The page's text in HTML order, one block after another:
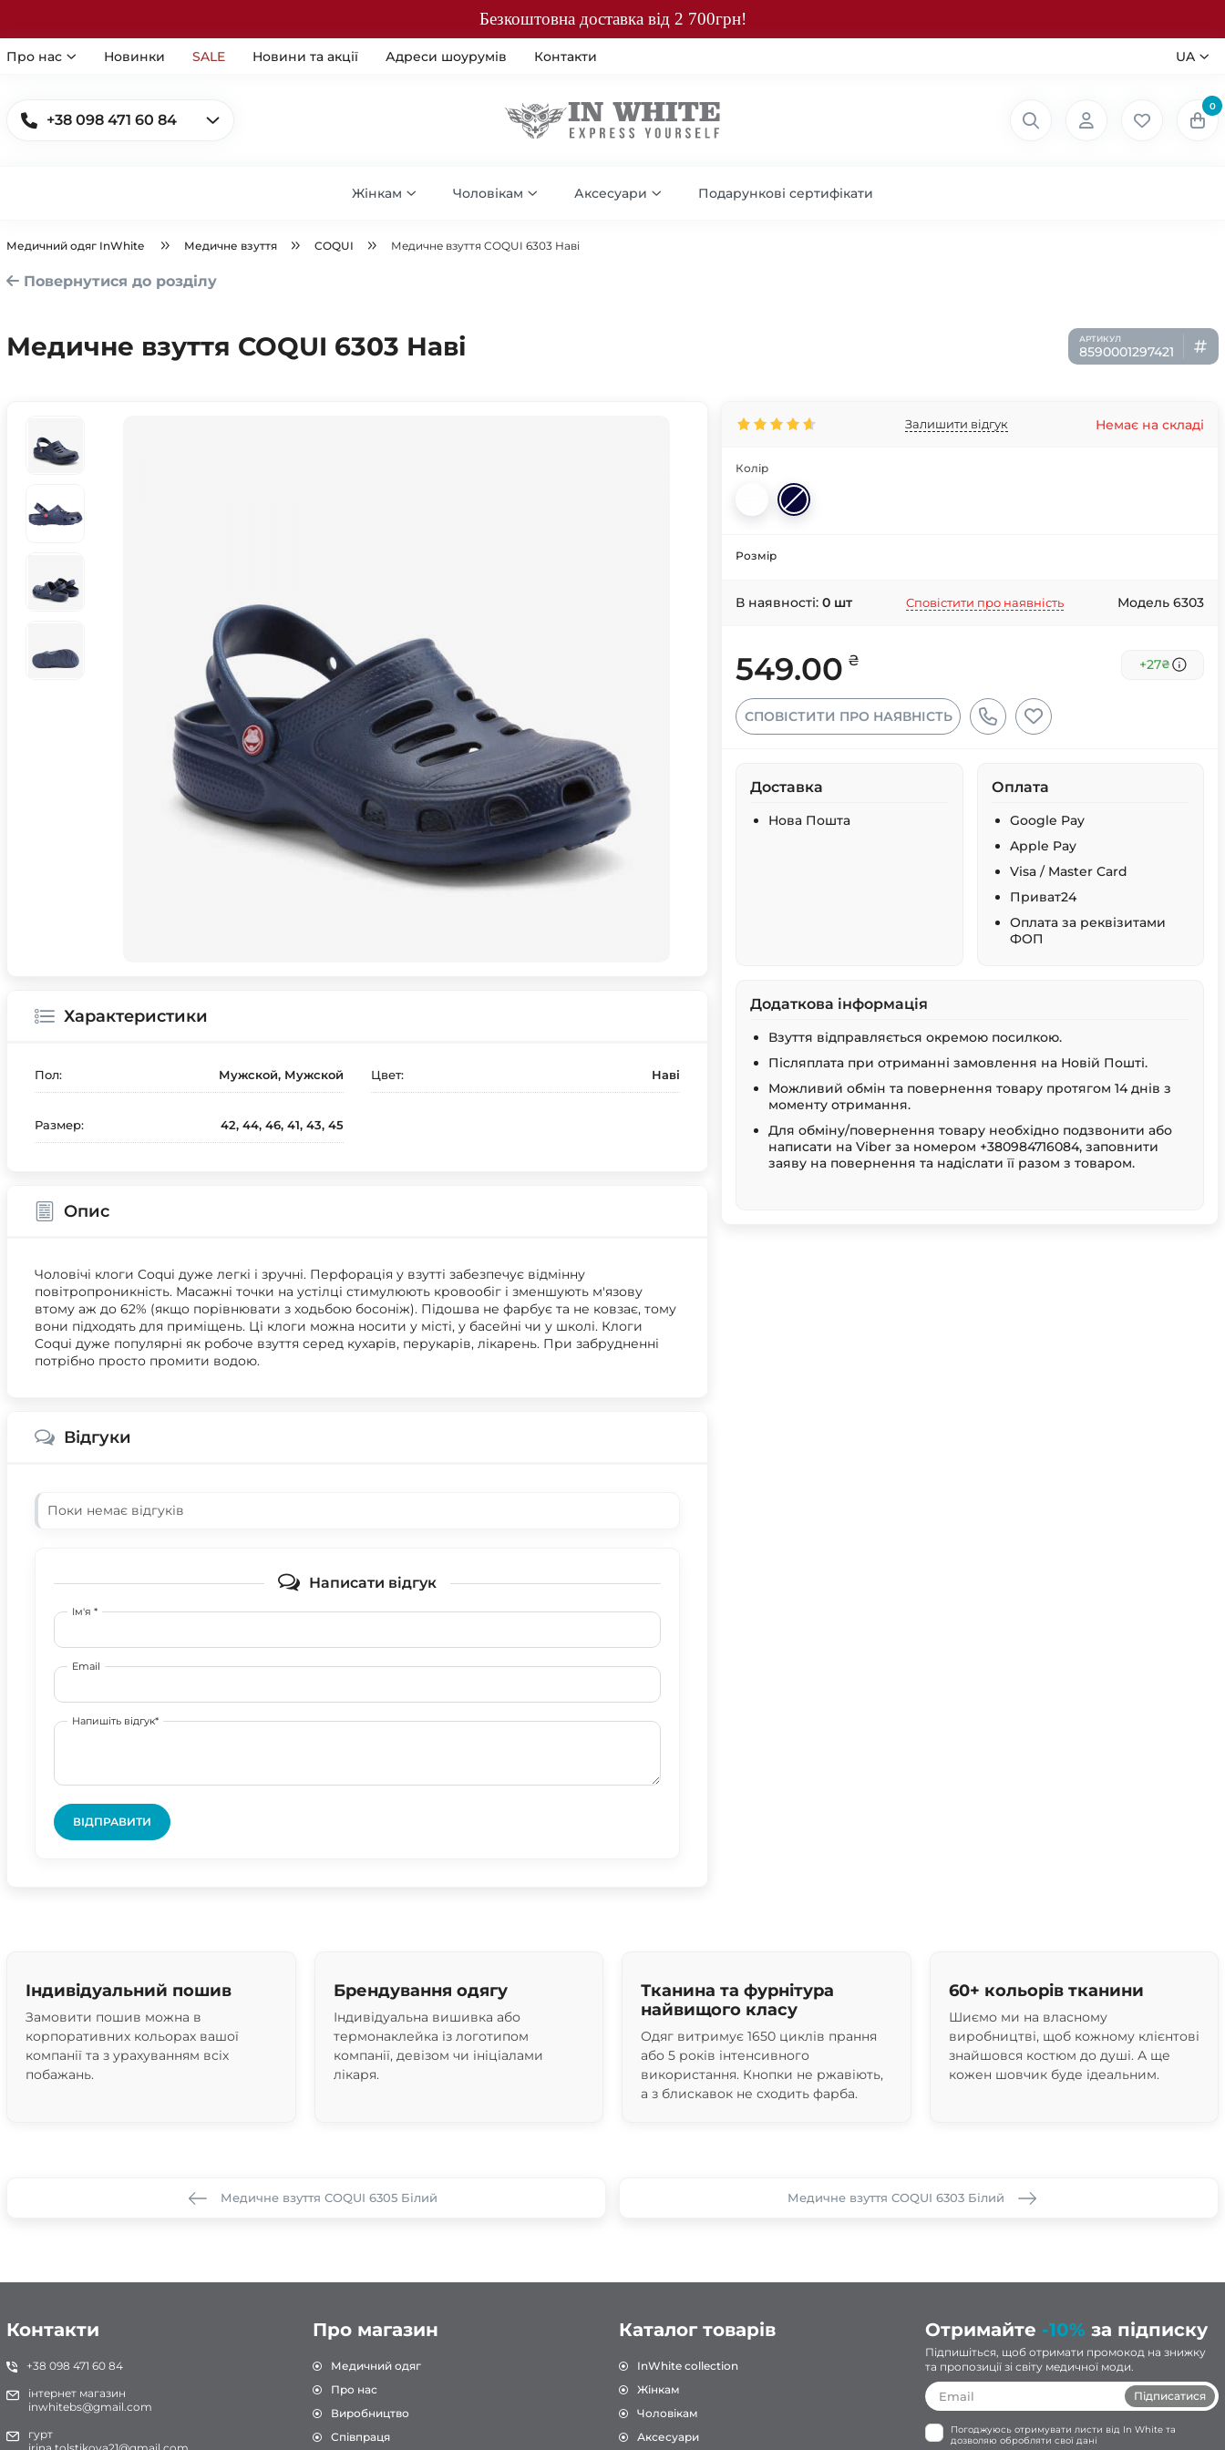
Безкоштовна доставка від 2 700грн!
Про нас Новинки SALE Новини та акції Адреси шоурумів Контакти UA
+38 098 471 60 84
0
Жінкам Чоловікам Аксесуари Подарункові сертифікати
Медичний одяг InWhite Медичне взуття COQUI Медичне взуття COQUI 6303 Наві
Повернутися до розділу
Медичне взуття COQUI 6303 Наві 8590001297421
Залишити відгук Немає на складі
Колір
Розмір
В наявності: 0 шт Сповістити про наявність Модель 6303
549.00 ₴ +27₴
СПОВІСТИТИ ПРО НАЯВНІСТЬ
Доставка
Нова Пошта
Оплата
Google Pay
Apple Pay
Visa / Master Card
Приват24
Оплата за реквізитами
ФОП
Додаткова інформація
Взуття відправляється окремою посилкою.
Післяплата при отриманні замовлення на Новій Пошті.
Можливий обмін та повернення товару протягом 14 днів з
моменту отримання.
Для обміну/повернення товару необхідно подзвонити або
написати на Viber за номером +380984716084, заповнити
заяву на повернення та надіслати її разом з товаром.
Характеристики
Пол: Мужской, Мужской Цвет: Наві
Размер: 42, 44, 46, 41, 43, 45
Опис
Чоловічі клоги Coqui дуже легкі і зручні. Перфорація у взутті забезпечує відмінну
повітропроникність. Масажні точки на устілці стимулюють кровообіг і зменшують м'язову
втому аж до 62% (якщо порівнювати з ходьбою босоніж). Підошва не фарбує та не ковзає, тому
вони підходять для приміщень. Ці клоги можна носити у місті, у басейні чи у школі. Клоги
Coqui дуже популярні як робоче взуття серед кухарів, перукарів, лікарень. При забрудненні
потрібно просто промити водою.
Відгуки
Поки немає відгуків
Написати відгук
Ім'я *
Email
Напишіть відгук*
ВІДПРАВИТИ
Індивідуальний пошив
Замовити пошив можна в
корпоративних кольорах вашої
компанії та з урахуванням всіх
побажань.
Брендування одягу
Індивідуальна вишивка або
термонаклейка із логотипом
компанії, девізом чи ініціалами
лікаря.
Тканина та фурнітура
найвищого класу
Одяг витримує 1650 циклів прання
або 5 років інтенсивного
використання. Кнопки не ржавіють,
а з блискавок не сходить фарба.
60+ кольорів тканини
Шиємо ми на власному
виробництві, щоб кожному клієнтові
знайшовся костюм до душі. А ще
кожен шовчик буде ідеальним.
Медичне взуття COQUI 6305 Білий Медичне взуття COQUI 6303 Білий
Контакти
+38 098 471 60 84
інтернет магазин
inwhitebs@gmail.com
гурт
Про магазин
Медичний одяг
Про нас
Виробництво
Співпраця
Каталог товарів
InWhite collection
Жінкам
Чоловікам
Аксесуари
Отримайте -10% за підписку
Підпишіться, щоб отримати промокод на знижку
та пропозиції зі світу медичної моди.
Підписатися
Погоджуюсь отримувати листи від In White та
дозволяю обробляти свої дані